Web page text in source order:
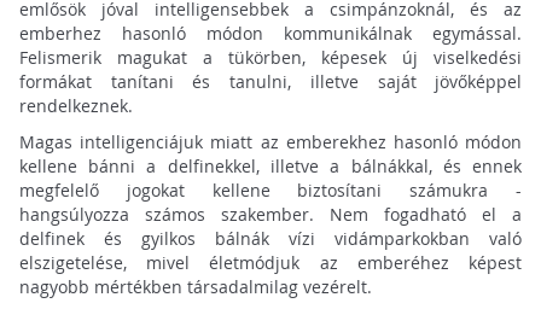
emlősök jóval intelligensebbek a csimpánzoknál, és az
emberhez hasonló módon kommunikálnak egymással.
Felismerik magukat a tükörben, képesek új viselkedési
formákat tanítani és tanulni, illetve saját jövőképpel
rendelkeznek.
Magas intelligenciájuk miatt az emberekhez hasonló módon
kellene bánni a delfinekkel, illetve a bálnákkal, és ennek
megfelelő jogokat kellene biztosítani számukra -
hangsúlyozza számos szakember. Nem fogadható el a
delfinek és gyilkos bálnák vízi vidámparkokban való
elszigetelése, mivel életmódjuk az emberéhez képest
nagyobb mértékben társadalmilag vezérelt.